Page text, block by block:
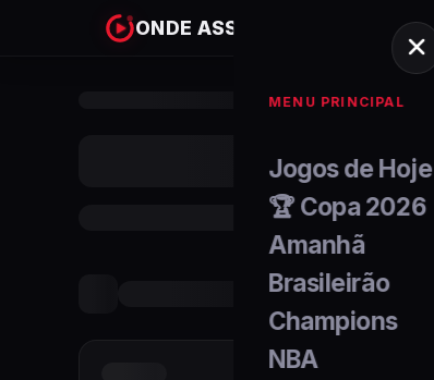
ONDE ASSISTIR
MENU PRINCIPAL
Jogos de Hoje
🏆 Copa 2026
Amanhã
Brasileirão
Champions
NBA